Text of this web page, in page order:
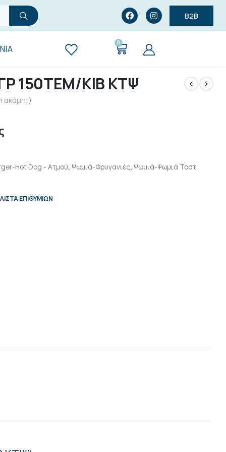
B2B
0
150TEM/ΚΙΒ ΚΤΨ
ακόμη. )
Hot Dog - Aτμού, Ψωμιά-Φρυγανιές, Ψωμιά-Ψωμιά Τοστ
ΕΠΙΘΥΜΙΏΝ